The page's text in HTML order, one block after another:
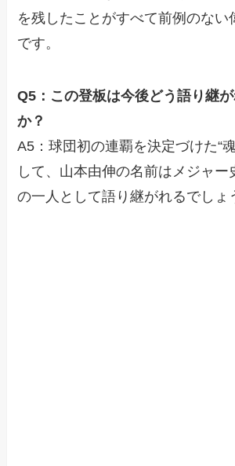
を残したことがすべて前例のない
です。
Q5：この登板は今後どう語り継
か？
A5：球団初の連覇を決定づけた“
して、山本由伸の名前はメジャー
の一人として語り継がれるでしょ